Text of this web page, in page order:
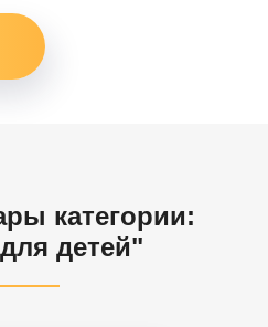
категории:
детей"